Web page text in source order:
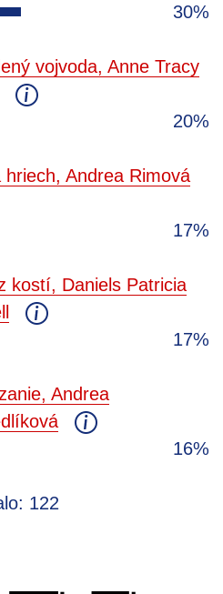
30%
vojvoda, Anne Tracy
20%
hriech, Andrea Rimová
17%
kostí, Daniels Patricia
17%
Andrea
16%
122